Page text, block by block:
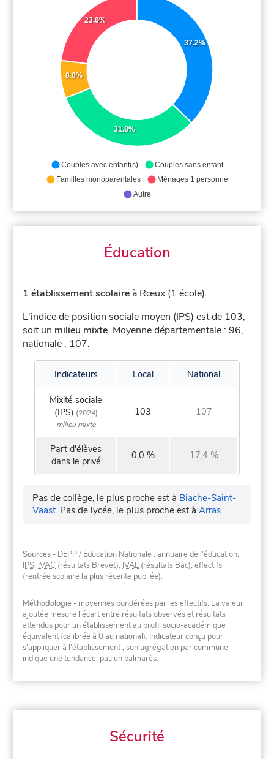
37.2%
31.8%
8.0%
23.0%
Couples avec enfant(s)
Couples sans enfant
Familles monoparentales
Ménages 1 personne
Autre
Éducation
1 établissement scolaire à Rœux (1 école).
L'indice de position sociale moyen (IPS) est de 103,
soit un milieu mixte. Moyenne départementale : 96,
nationale : 107.
Indicateurs Local National
Mixité sociale
(IPS) (2024)
milieu mixte
103 107
Part d'élèves
dans le privé
0,0 % 17,4 %
Pas de collège, le plus proche est à Biache-Saint-
Vaast. Pas de lycée, le plus proche est àArras.
Sources - DEPP / Éducation Nationale : annuaire de l'éducation,
IPS, IVAC (résultats Brevet), IVAL (résultats Bac), effectifs
(rentrée scolaire la plus récente publiée).
Méthodologie - moyennes pondérées par les effectifs. La valeur
ajoutée mesure l'écart entre résultats observés et résultats
attendus pour un établissement au profil socio-académique
équivalent (calibrée à 0 au national). Indicateur conçu pour
s'appliquer à l'établissement ; son agrégation par commune
indique une tendance, pas un palmarès.
Sécurité